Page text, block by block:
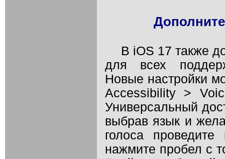
В iOS 17 также
для всех
Новые настройки
Accessibility >
Универсальный
выбрав язык и
голоса
нажмите пробел с